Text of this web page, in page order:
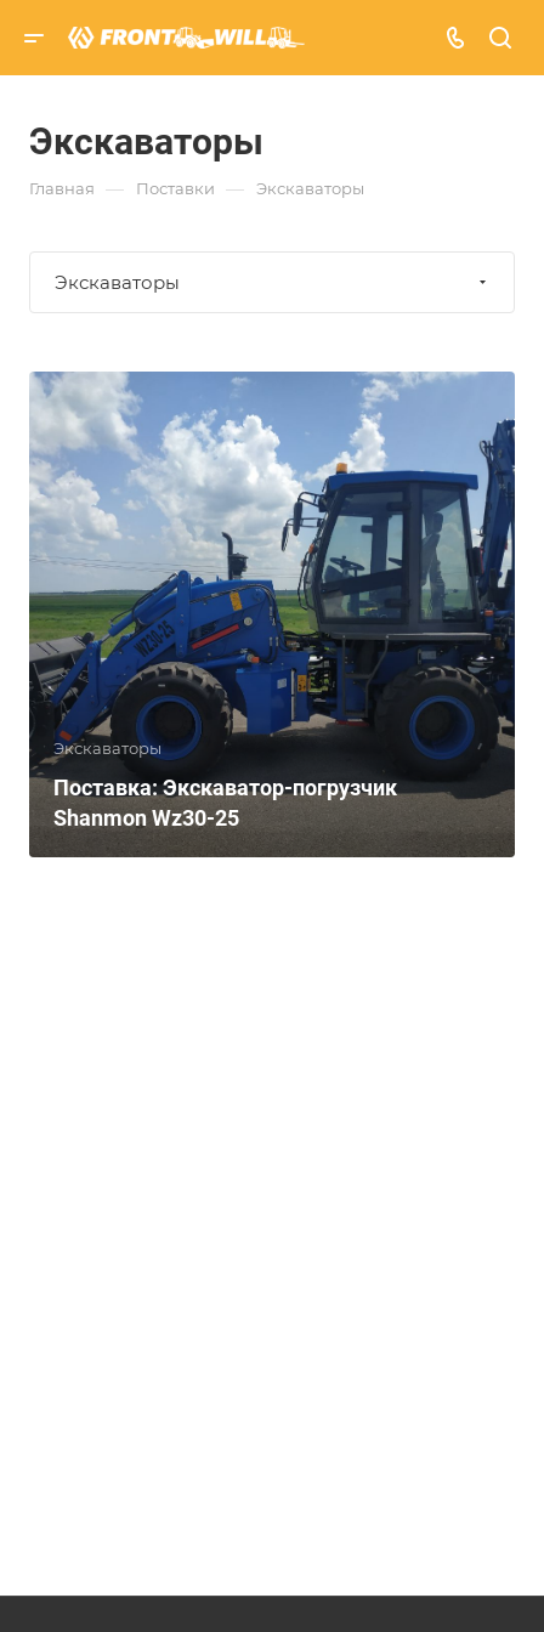
Экскаваторы
Главная — Поставки — Экскаваторы
Экскаваторы
Экскаваторы
Поставка: Экскаватор-погрузчик
Shanmon Wz30-25